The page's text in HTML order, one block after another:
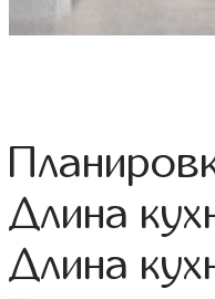
Длина
Длина